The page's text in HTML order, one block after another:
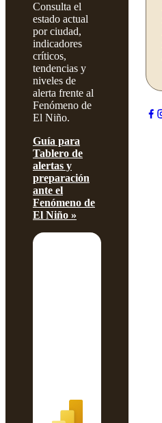
Consulta el
estado actual
por ciudad,
indicadores
críticos,
tendencias y
niveles de
alerta frente al
Fenómeno de
El Niño.
Guía para
Tablero de
alertas y
preparación
ante el
Fenómeno de
El Niño »